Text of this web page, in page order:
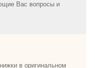
Вас вопросы и
в оригинальном